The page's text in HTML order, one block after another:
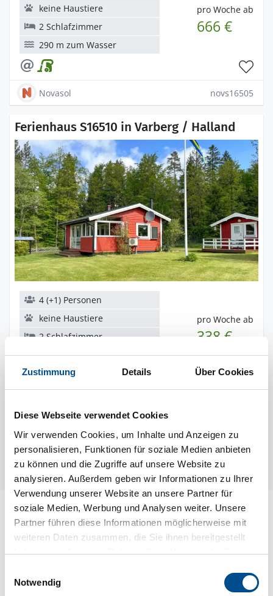
Zustimmung Details Über Cookies
Diese Webseite verwendet Cookies
Wir verwenden Cookies, um Inhalte und Anzeigen zu
personalisieren, Funktionen für soziale Medien anbieten
zu können und die Zugriffe auf unsere Website zu
analysieren. Außerdem geben wir Informationen zu Ihrer
Verwendung unserer Website an unsere Partner für
soziale Medien, Werbung und Analysen weiter. Unsere
Partner führen diese Informationen möglicherweise mit
weiteren Daten zusammen, die Sie ihnen bereitgestellt
haben oder die sie im Rahmen Ihrer Nutzung der Dienste
Notwendig
pro Woche ab
666 €
keine Haustiere
2 Schlafzimmer
290 m zum Wasser
Novasol novs16505
Ferienhaus S16510 in Varberg / Halland
pro Woche ab
338 €
4 (+1) Personen
keine Haustiere
2 Schlafzimmer
500 m zum Wasser
1